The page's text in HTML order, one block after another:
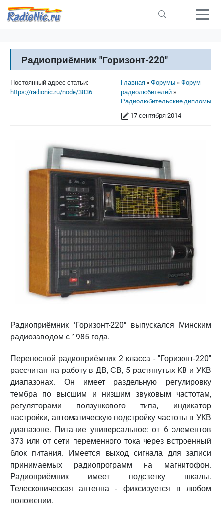
Перейти к основному содержанию
Радиоприёмник "Горизонт-220"
Строка навигации
Главная Форумы
Форум
радиолюбителей
Радиолюбительские дипломы
17 сентября 2014
Постоянный адрес статьи:
https://radionic.ru/node/3836
Радиоприёмник "Горизонт-220" выпускался Минским
радиозаводом с 1985 года.
Переносной радиоприёмник 2 класса - ''Горизонт-220''
рассчитан на работу в ДВ, СВ, 5 растянутых KB и УКВ
диапазонах. Он имеет раздельную регулировку
тембра по высшим и низшим звуковым частотам,
регуляторами ползункового типа, индикатор
настройки, автоматическую подстройку частоты в УКВ
диапазоне. Питание универсальное: от 6 элементов
373 или от сети переменного тока через встроенный
блок питания. Имеется выход сигнала для записи
принимаемых радиопрограмм на магнитофон.
Радиоприёмник имеет подсветку шкалы.
Телескопическая антенна - фиксируется в любом
положении.